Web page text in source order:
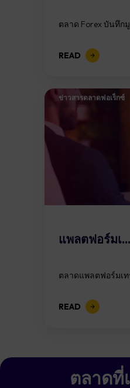
ตลาด Forex บันทึก
READ
ข่าวสารตลาดฟอเร็กซ์
แพลตฟอร์มเ...
ตลาดแพลตฟอร์มเท
READ
ตลาดที่